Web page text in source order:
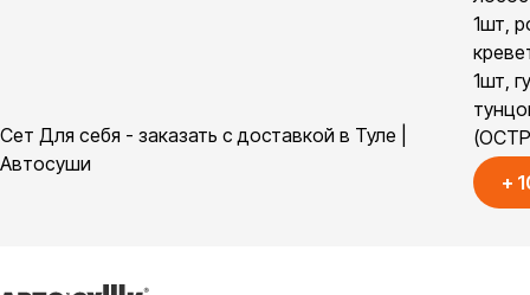
Сет Для себя - заказать с доставкой в Туле |
Автосуши
1шт,
1шт,
+